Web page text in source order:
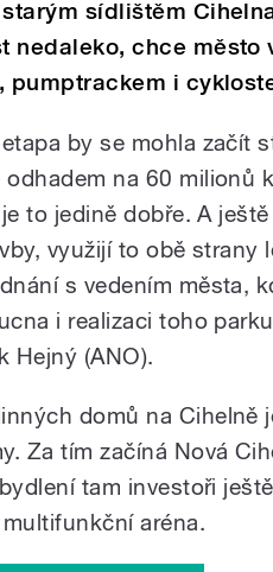
sídlištěm
nedaleko, chce město
pumptrackem i
by se mohla začít
odhadem na 60 milionů
to jedině dobře. A
využijí to obě strany
s vedením města,
i realizaci toho
Hejný (ANO).
domů na Cihelně
Za tím začíná Nová
tam investoři
aréna.